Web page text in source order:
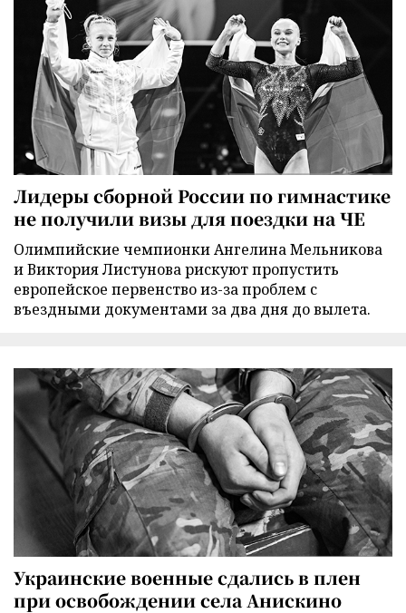
Лидеры сборной России по гимнастике
не получили визы для поездки на ЧЕ
Олимпийские чемпионки Ангелина Мельникова
и Виктория Листунова рискуют пропустить
европейское первенство из-за проблем с
въездными документами за два дня до вылета.
Украинские военные сдались в плен
при освобождении села Анискино